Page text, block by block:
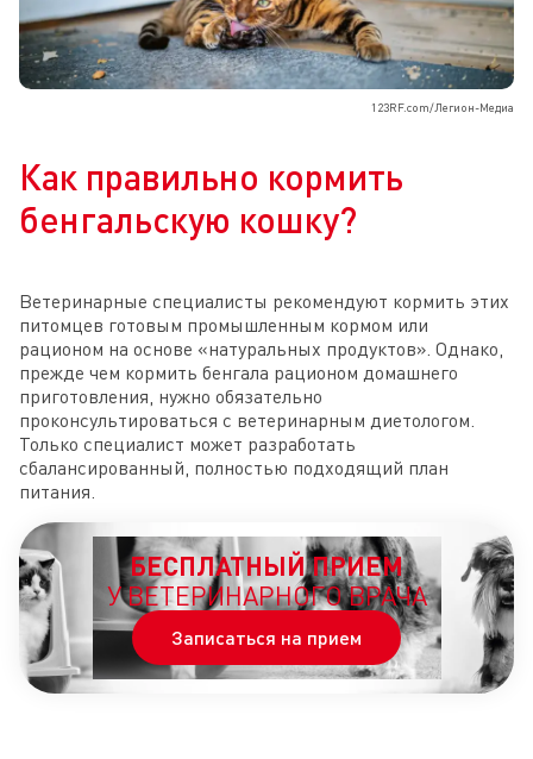
123RF.com/Легион-Медиа
Как правильно кормить
бенгальскую кошку?
Ветеринарные специалисты рекомендуют кормить этих
питомцев готовым промышленным кормом или
рационом на основе «натуральных продуктов». Однако,
прежде чем кормить бенгала рационом домашнего
приготовления, нужно обязательно
проконсультироваться с ветеринарным диетологом.
Только специалист может разработать
сбалансированный, полностью подходящий план
питания.
БЕСПЛАТНЫЙ ПРИЕМ
У ВЕТЕРИНАРНОГО ВРАЧА
Записаться на прием